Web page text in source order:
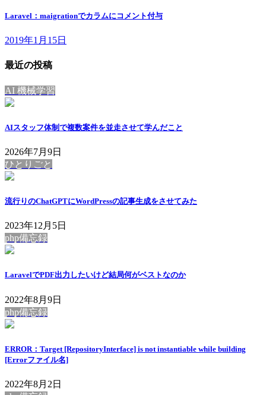
Laravel：maigrationでカラムにコメント付与
2019年1月15日
最近の投稿
AI 機械学習
AIスタッフ体制で複数案件を並走させて学んだこと
2026年7月9日
ひとりごと
流行りのChatGPTにWordPressの記事生成をさせてみた
2023年12月5日
php備忘録
LaravelでPDF出力したいけど結局何がベストなのか
2022年8月9日
php備忘録
ERROR：Target [RepositoryInterface] is not instantiable while building
[Errorファイル名]
2022年8月2日